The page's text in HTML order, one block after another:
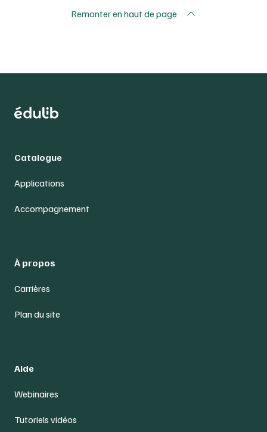
Remonter en haut de page
Catalogue
Applications
Accompagnement
À propos
Carrières
Plan du site
Aide
Webinaires
Tutoriels vidéos